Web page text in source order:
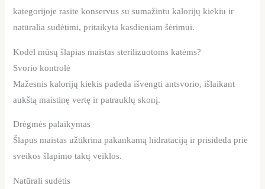
kategorijoje rasite konservus su sumažintu kalorijų kiekiu ir
natūralia sudėtimi, pritaikyta kasdieniam šėrimui.
Kodėl mūsų šlapias maistas sterilizuotoms katėms?
Svorio kontrolė
Mažesnis kalorijų kiekis padeda išvengti antsvorio, išlaikant
aukštą maistinę vertę ir patrauklų skonį.
Drėgmės palaikymas
Šlapus maistas užtikrina pakankamą hidrataciją ir prisideda prie
sveikos šlapimo takų veiklos.
Natūrali sudėtis